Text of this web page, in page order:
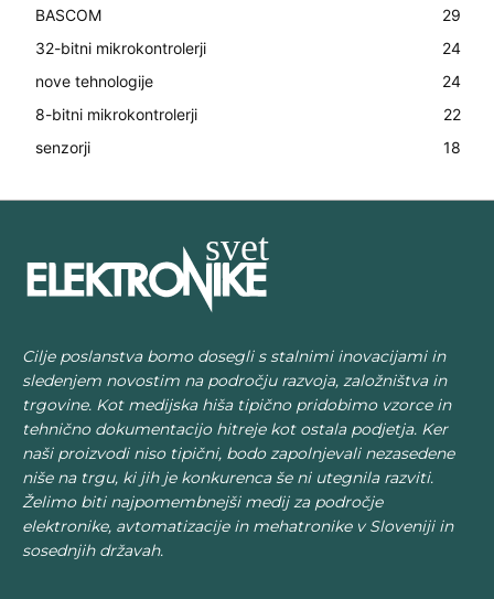
BASCOM
29
32-bitni mikrokontrolerji
24
nove tehnologije
24
8-bitni mikrokontrolerji
22
senzorji
18
Cilje poslanstva bomo dosegli s stalnimi inovacijami in
sledenjem novostim na področju razvoja, založništva in
trgovine. Kot medijska hiša tipično pridobimo vzorce in
tehnično dokumentacijo hitreje kot ostala podjetja. Ker
naši proizvodi niso tipični, bodo zapolnjevali nezasedene
niše na trgu, ki jih je konkurenca še ni utegnila razviti.
Želimo biti najpomembnejši medij za področje
elektronike, avtomatizacije in mehatronike v Sloveniji in
sosednjih državah.